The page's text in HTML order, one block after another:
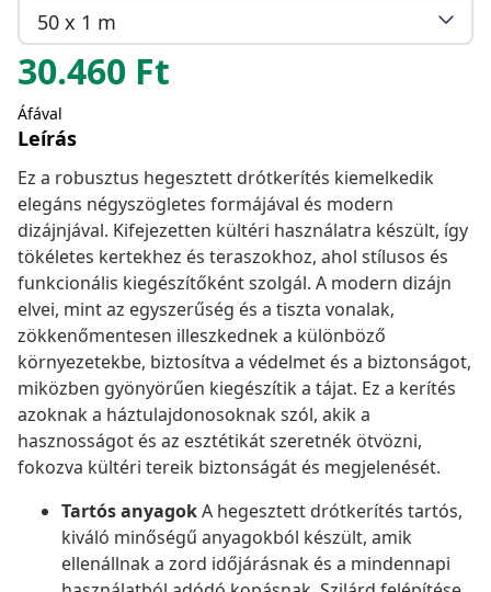
50 x 1 m
30.460 Ft
Áfával
Leírás
Ez a robusztus hegesztett drótkerítés kiemelkedik
elegáns négyszögletes formájával és modern
dizájnjával. Kifejezetten kültéri használatra készült, így
tökéletes kertekhez és teraszokhoz, ahol stílusos és
funkcionális kiegészítőként szolgál. A modern dizájn
elvei, mint az egyszerűség és a tiszta vonalak,
zökkenőmentesen illeszkednek a különböző
környezetekbe, biztosítva a védelmet és a biztonságot,
miközben gyönyörűen kiegészítik a tájat. Ez a kerítés
azoknak a háztulajdonosoknak szól, akik a
hasznosságot és az esztétikát szeretnék ötvözni,
fokozva kültéri tereik biztonságát és megjelenését.
Tartós anyagokA hegesztett drótkerítés tartós,
kiváló minőségű anyagokból készült, amik
ellenállnak a zord időjárásnak és a mindennapi